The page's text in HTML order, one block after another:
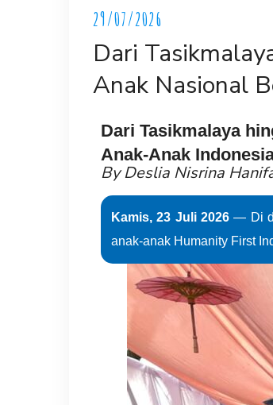
29/07/2026
Dari
Anak Nasional
Dari Tasikmalaya
Anak-Anak
By Deslia Nisrina
Kamis, 23 Juli 2026 — Di
anak-anak Humanity First